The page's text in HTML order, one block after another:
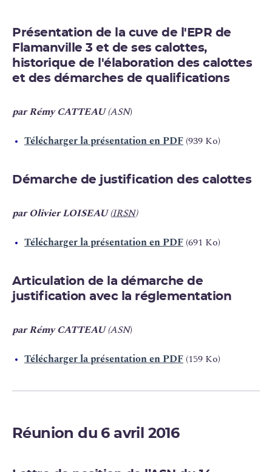
Présentation de la cuve de l'EPR de
Flamanville 3 et de ses calottes,
historique de l'élaboration des calottes
et des démarches de qualifications
par Rémy CATTEAU(ASN)
Télécharger la présentation en PDF (939 Ko)
Démarche de justification des calottes
par Olivier LOISEAU(IRSN)
Télécharger la présentation en PDF (691 Ko)
Articulation de la démarche de
justification avec la réglementation
par Rémy CATTEAU(ASN)
Télécharger la présentation en PDF (159 Ko)
Réunion du 6 avril 2016